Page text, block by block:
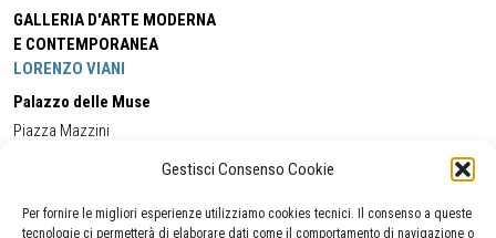
Gestisci Consenso Cookie
Per fornire le migliori esperienze utilizziamo cookies tecnici. Il consenso a queste
tecnologie ci permetterà di elaborare dati come il comportamento di navigazione o
GALLERIA D'ARTE MODERNA
E CONTEMPORANEA
LORENZO VIANI
Palazzo delle Muse
Piazza Mazzini
Cell:+39 338 5714978 (orario apertura Galleria)
Tel:
+39 0584 944580
(orario 09.00/13.00)
Email:gamc@comune.viareggio.lu.it